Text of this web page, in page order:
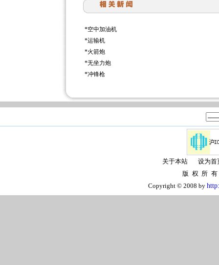
*空中加油机
*运输机
*火箭炮
*无坐力炮
*冲锋枪